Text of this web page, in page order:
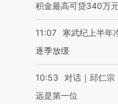
积金最高可贷340万
11:07
寒武纪上半年
逐季放缓
10:53
对话｜邱仁宗
远是第一位